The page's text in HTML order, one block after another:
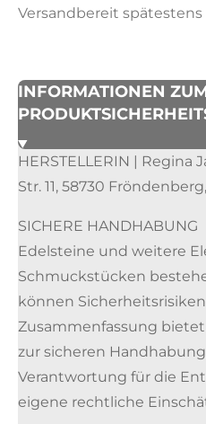
Versandbereit
INFORMATIONEN
HERSTELLERIN | Regina
Str. 11, 58730
SICHERE HANDHABUNG
Edelsteine und weitere
Schmuckstücken
können
Zusammenfassung
zur sicheren
Verantwortung für die
eigene rechtliche